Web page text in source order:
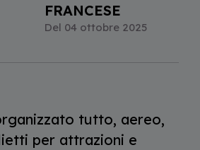
FRANCESE
Del 04 ottobre 2025
tutto, aereo,
per attrazioni e